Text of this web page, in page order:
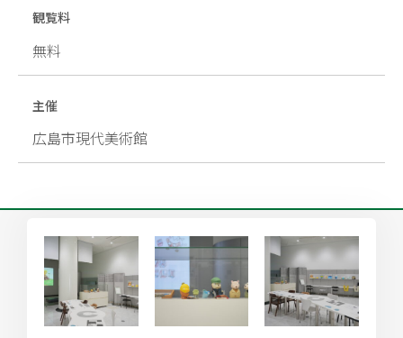
観覧料
無料
主催
広島市現代美術館